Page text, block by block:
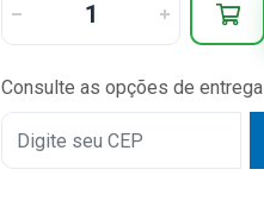
Consulte as opções de entrega